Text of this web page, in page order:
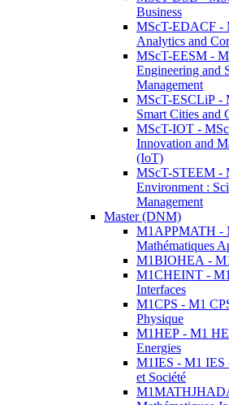
Business
MScT-EDACF -
Analytics and
MScT-EESM -
Engineering and
Management
MScT-ESCLiP -
Smart Cities and
MScT-IOT -
Innovation and
(IoT)
MScT-STEEM -
Environment :
Management
Master (DNM)
M1APPMATH -
Mathématiques
M1BIOHEA -
M1CHEINT -
Interfaces
M1CPS - M1
Physique
M1HEP - M1
Energies
M1IES - M1 IES
et Société